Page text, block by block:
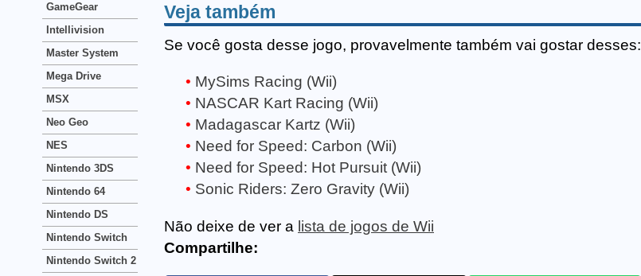
Veja também
Se você gosta desse jogo, provavelmente também vai gostar desses:
MySims Racing (Wii)
NASCAR Kart Racing (Wii)
Madagascar Kartz (Wii)
Need for Speed: Carbon (Wii)
Need for Speed: Hot Pursuit (Wii)
Sonic Riders: Zero Gravity (Wii)
Não deixe de ver a lista de jogos de Wii
Compartilhe:
GameGear
Intellivision
Master System
Mega Drive
MSX
Neo Geo
NES
Nintendo 3DS
Nintendo 64
Nintendo DS
Nintendo Switch
Nintendo Switch 2